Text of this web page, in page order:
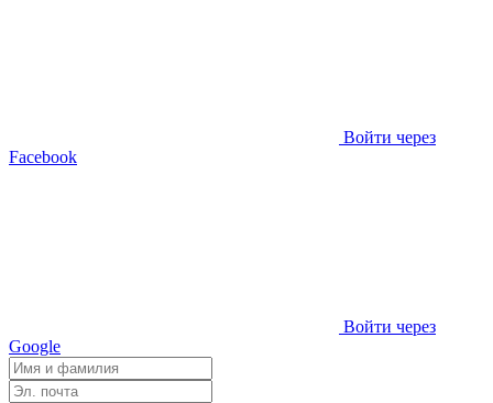
Войти через
Facebook
Войти через
Google